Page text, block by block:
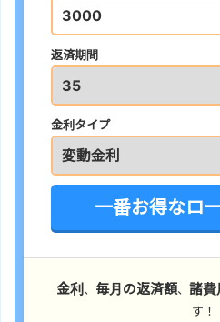
返済期間
金利タイプ
一番お得なロ
金利 、 毎月の返済額、 諸費
す！